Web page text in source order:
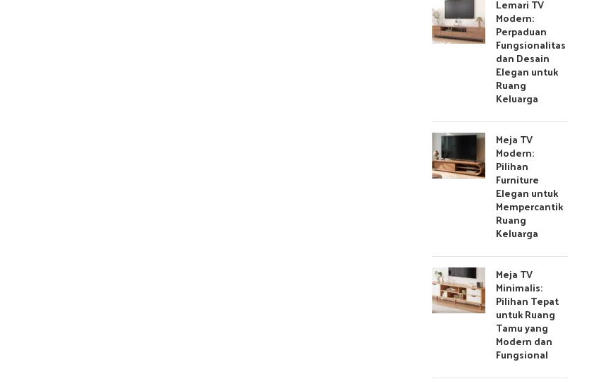
Lemari TV
Modern:
Perpaduan
Fungsionalitas
dan Desain
Elegan untuk
Ruang
Keluarga
Meja TV
Modern:
Pilihan
Furniture
Elegan untuk
Mempercantik
Ruang
Keluarga
Meja TV
Minimalis:
Pilihan Tepat
untuk Ruang
Tamu yang
Modern dan
Fungsional